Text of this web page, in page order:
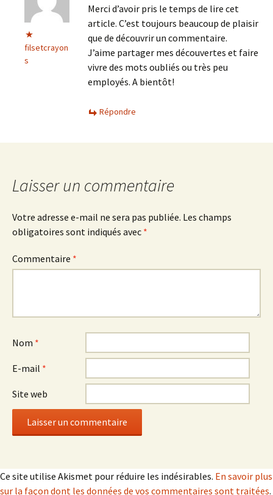
filsetcrayon
s
Merci d’avoir pris le temps de lire cet
article. C’est toujours beaucoup de plaisir
que de découvrir un commentaire.
J’aime partager mes découvertes et faire
vivre des mots oubliés ou très peu
employés. A bientôt!
Répondre
Laisser un commentaire
Votre adresse e-mail ne sera pas publiée. Les champs
obligatoires sont indiqués avec *
Commentaire *
Nom *
E-mail *
Site web
Ce site utilise Akismet pour réduire les indésirables. En savoir plus
sur la façon dont les données de vos commentaires sont traitées.